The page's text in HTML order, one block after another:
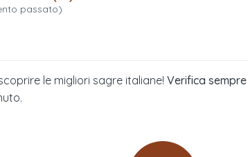
passato)
le migliori sagre italiane! Verifica